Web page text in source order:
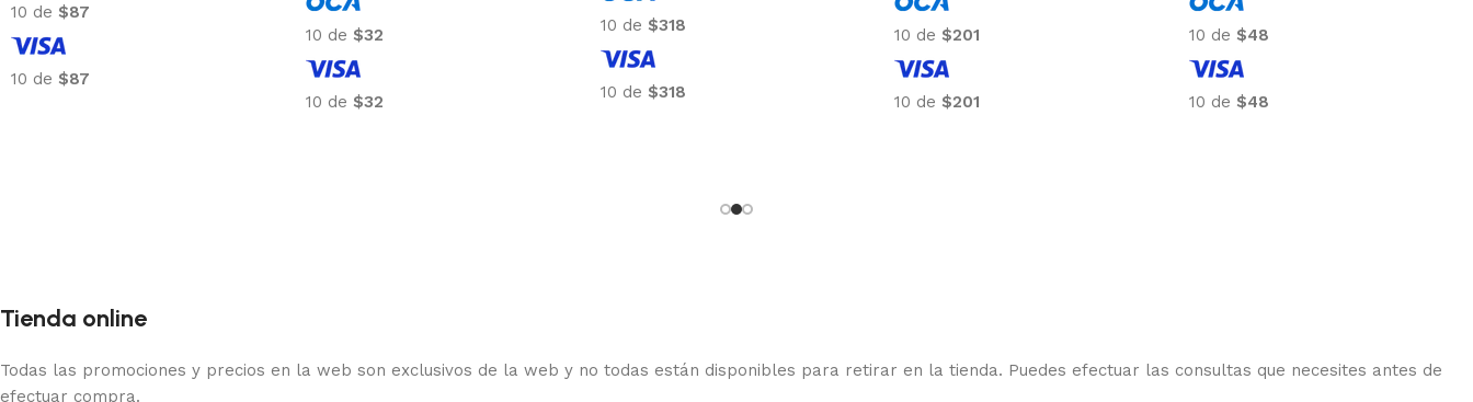
10 de $87
10 de $87
10 de $32
10 de $32
10 de $318
10 de $318
10 de $201
10 de $201
10 de $48
10 de $48
Tienda online
Todas las promociones y precios en la web son exclusivos de la web y no todas están disponibles para retirar en la tienda. Puedes efectuar las consultas que necesites antes de
efectuar compra.